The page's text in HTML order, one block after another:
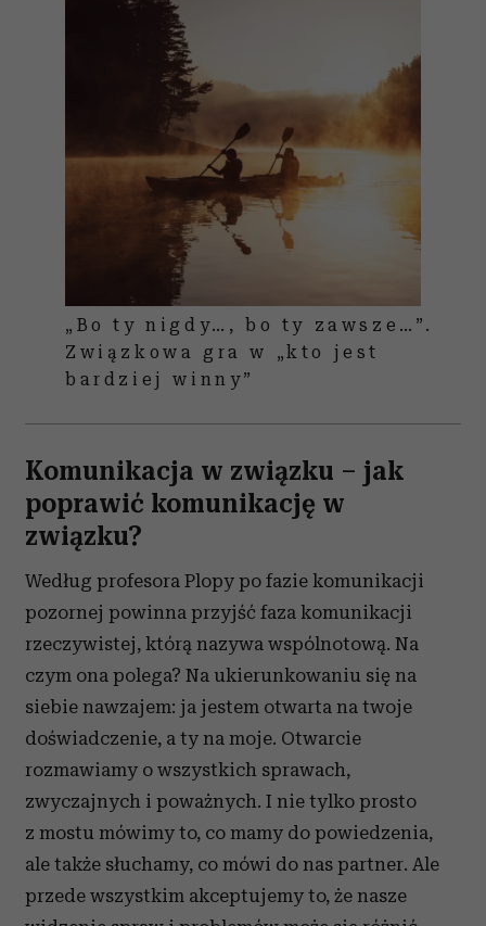
„Bo ty nigdy…, bo ty zawsze…”.
Związkowa gra w „kto jest
bardziej winny”
Komunikacja w związku – jak
poprawić komunikację w
związku?
Według profesora Plopy po fazie komunikacji
pozornej powinna przyjść faza komunikacji
rzeczywistej, którą nazywa wspólnotową. Na
czym ona polega? Na ukierunkowaniu się na
siebie nawzajem: ja jestem otwarta na twoje
doświadczenie, a ty na moje. Otwarcie
rozmawiamy o wszystkich sprawach,
zwyczajnych i poważnych. I nie tylko prosto
z mostu mówimy to, co mamy do powiedzenia,
ale także słuchamy, co mówi do nas partner. Ale
przede wszystkim akceptujemy to, że nasze